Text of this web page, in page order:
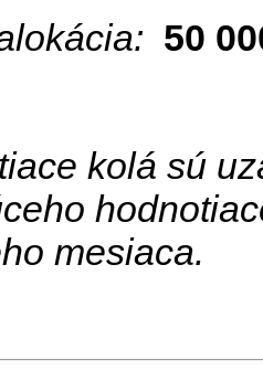
50
kolá sú
mesiaca.